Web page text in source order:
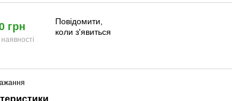
грн
Повідомити,
коли з'явиться